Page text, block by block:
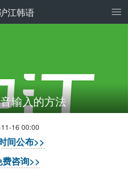
江韩语
输入的方法
16 00:00
间公布>>
咨询>>